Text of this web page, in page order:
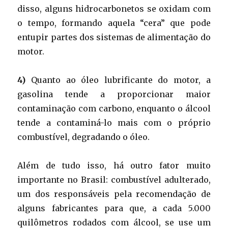
disso, alguns hidrocarbonetos se oxidam com
o tempo, formando aquela “cera” que pode
entupir partes dos sistemas de alimentação do
motor.
4) Quanto ao óleo lubrificante do motor, a
gasolina tende a proporcionar maior
contaminação com carbono, enquanto o álcool
tende a contaminá-lo mais com o próprio
combustível, degradando o óleo.
Além de tudo isso, há outro fator muito
importante no Brasil: combustível adulterado,
um dos responsáveis pela recomendação de
alguns fabricantes para que, a cada 5.000
quilômetros rodados com álcool, se use um